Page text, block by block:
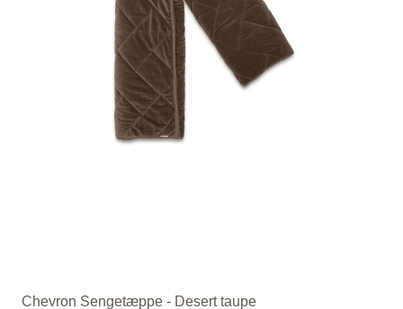
Chevron Sengetæppe - Desert taupe